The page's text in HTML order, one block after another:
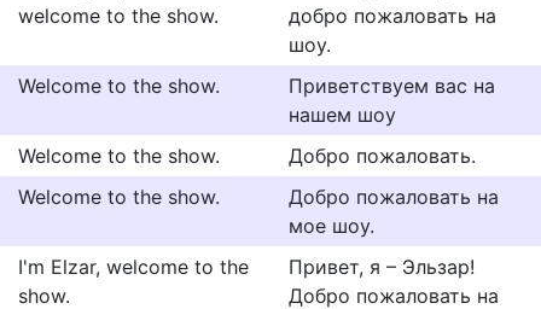
welcome to the show.
добро пожаловать на
шоу.
Welcome to the show.
Приветствуем вас на
нашем шоу
Welcome to the show.
Добро пожаловать.
Welcome to the show.
Добро пожаловать на
мое шоу.
I'm Elzar, welcome to the
show.
Привет, я – Эльзар!
Добро пожаловать на